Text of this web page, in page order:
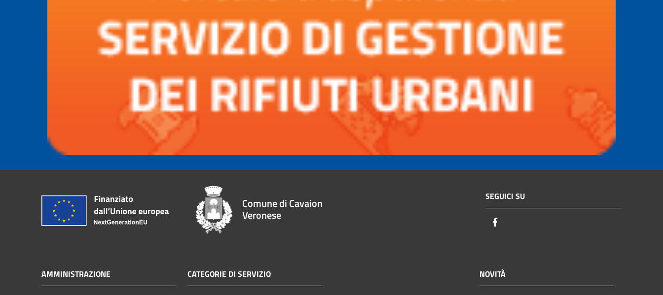
Comune di Cavaion
Veronese
SEGUICI SU
AMMINISTRAZIONE CATEGORIE DI SERVIZIO NOVITÀ